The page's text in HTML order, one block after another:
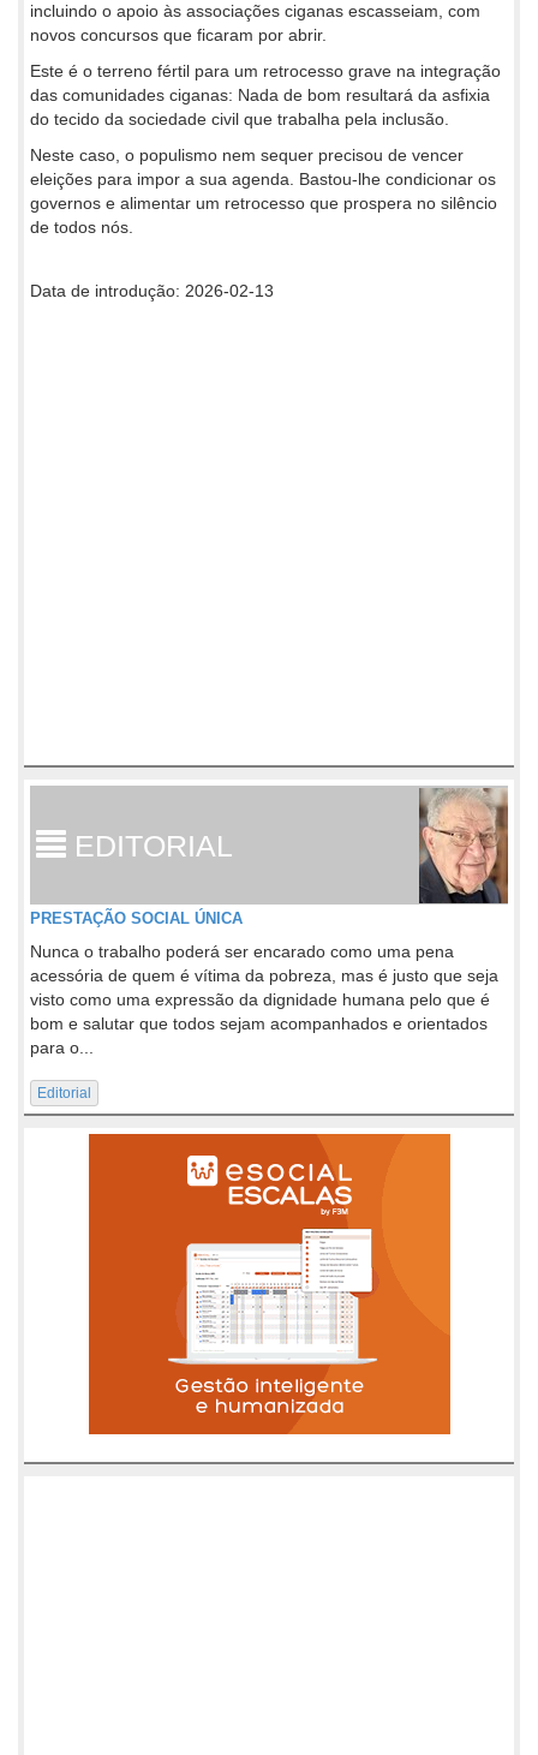
incluindo o apoio às associações ciganas escasseiam, com
novos concursos que ficaram por abrir.
Este é o terreno fértil para um retrocesso grave na integração
das comunidades ciganas: Nada de bom resultará da asfixia
do tecido da sociedade civil que trabalha pela inclusão.
Neste caso, o populismo nem sequer precisou de vencer
eleições para impor a sua agenda. Bastou-lhe condicionar os
governos e alimentar um retrocesso que prospera no silêncio
de todos nós.
Data de introdução: 2026-02-13
EDITORIAL
PRESTAÇÃO SOCIAL ÚNICA
Nunca o trabalho poderá ser encarado como uma pena
acessória de quem é vítima da pobreza, mas é justo que seja
visto como uma expressão da dignidade humana pelo que é
bom e salutar que todos sejam acompanhados e orientados
para o...
Editorial